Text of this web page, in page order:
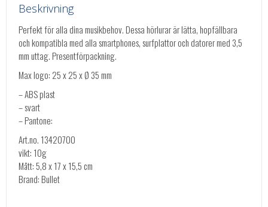
Beskrivning
Perfekt för alla dina musikbehov. Dessa hörlurar är lätta, hopfällbara
och kompatibla med alla smartphones, surfplattor och datorer med 3,5
mm uttag. Presentförpackning.
Max logo: 25 x 25 x Ø 35 mm
– ABS plast
– svart
– Pantone:
Art.no. 13420700
vikt: 10g
Mått: 5,8 x 17 x 15,5 cm
Brand: Bullet